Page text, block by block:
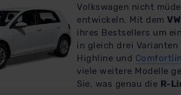
Volkswagen nicht
entwickeln. Mit dem
ihres Bestsellers um
in gleich drei
Highline und
viele weitere Modelle
Sie, was genau die R-